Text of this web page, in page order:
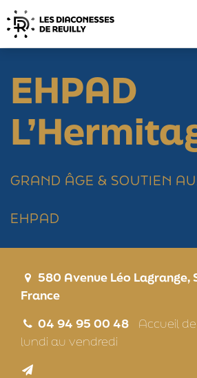
EHPAD
GRAND ÂGE & SOUTIEN
EHPAD
580 Avenue Léo Lagrange,
France
04 94 95 00 48
Accueil
lundi au vendredi